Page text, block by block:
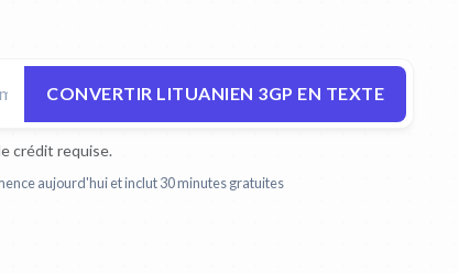
CONVERTIR LITUANIEN 3GP EN TEXTE
crédit requise.
aujourd'hui et inclut 30 minutes gratuites